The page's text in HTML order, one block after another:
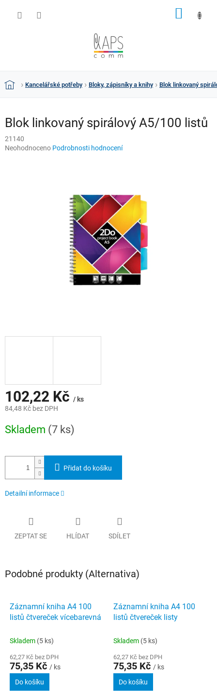
DomůKancelářské potřeby Bloky, zápisníky a knihy Blok linkovaný
Blok linkovaný spirálový A5/100 listů
21140
Průměrné
Neohodnoceno Podrobnosti hodnocení
102,22 Kč / ks
84,48 Kč bez DPH
cena:
Skladem (7 ks)
Přidat do košíku
Detailní informace
ZEPTAT SE HLÍDAT SDÍLET
Podobné produkty (Alternativa)
Záznamní kniha A4 100
listů čtvereček vícebarevná
Skladem (5 ks)
62,27 Kč bez DPH
75,35 Kč / ks
Do košíku
Záznamní kniha A4 100
listů čtvereček listy
Skladem (5 ks)
62,27 Kč bez DPH
75,35 Kč / ks
Do košíku